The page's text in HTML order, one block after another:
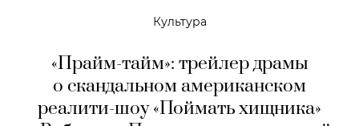
Культура
«Прайм-тайм»: трейлер драмы
о скандальном американском
реалити-шоу «Поймать хищника»